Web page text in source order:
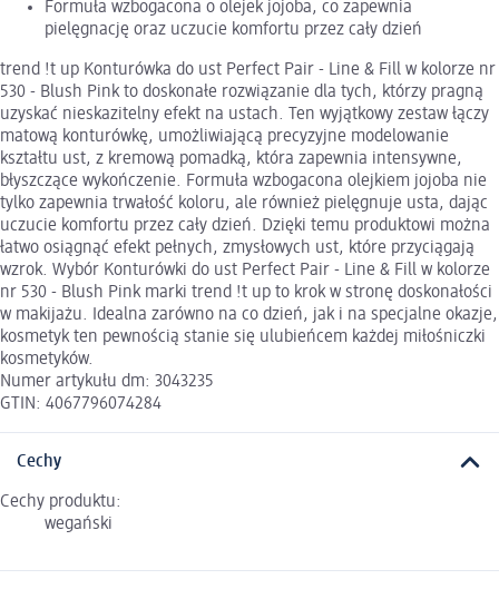
Formuła wzbogacona o olejek jojoba, co zapewnia
pielęgnację oraz uczucie komfortu przez cały dzień
trend !t up Konturówka do ust Perfect Pair - Line & Fill w kolorze nr
530 - Blush Pink to doskonałe rozwiązanie dla tych, którzy pragną
uzyskać nieskazitelny efekt na ustach. Ten wyjątkowy zestaw łączy
matową konturówkę, umożliwiającą precyzyjne modelowanie
kształtu ust, z kremową pomadką, która zapewnia intensywne,
błyszczące wykończenie. Formuła wzbogacona olejkiem jojoba nie
tylko zapewnia trwałość koloru, ale również pielęgnuje usta, dając
uczucie komfortu przez cały dzień. Dzięki temu produktowi można
łatwo osiągnąć efekt pełnych, zmysłowych ust, które przyciągają
wzrok. Wybór Konturówki do ust Perfect Pair - Line & Fill w kolorze
nr 530 - Blush Pink marki trend !t up to krok w stronę doskonałości
w makijażu. Idealna zarówno na co dzień, jak i na specjalne okazje,
kosmetyk ten pewnością stanie się ulubieńcem każdej miłośniczki
kosmetyków.
Numer artykułu dm: 3043235
GTIN: 4067796074284
Cechy
Cechy produktu:
wegański